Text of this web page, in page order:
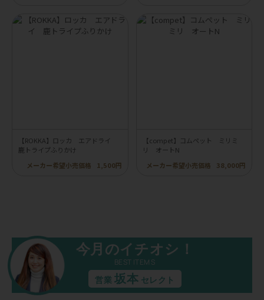
【ROKKA】ロッカ エアドライ
鹿トライプふりかけ
メーカー希望小売価格
1,500円
【compet】コムペット ミリミ
リ オートN
メーカー希望小売価格
38,000円
今月のイチオシ！
BEST ITEMS
営業 坂本 セレクト